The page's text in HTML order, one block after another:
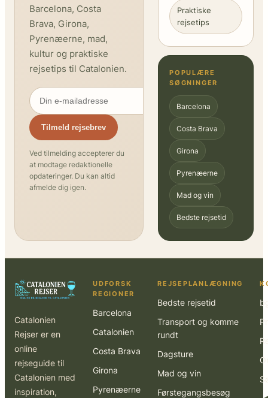
Barcelona, Costa
Brava, Girona,
Pyrenæerne, mad,
kultur og praktiske
rejsetips til Catalonien.
Tilmeld rejsebrev
Ved tilmelding accepterer du
at modtage redaktionelle
opdateringer. Du kan altid
afmelde dig igen.
Praktiske
rejsetips
POPULÆRE
SØGNINGER
Barcelona
Costa Brava
Girona
Pyrenæerne
Mad og vin
Bedste rejsetid
Catalonien
Rejser er en
online
rejseguide til
Catalonien med
inspiration,
UDFORSK
REGIONER
Barcelona
Catalonien
Costa Brava
Girona
Pyrenæerne
REJSEPLANLÆGNING
Bedste rejsetid
Transport og komme
rundt
Dagsture
Mad og vin
Førstegangsbesøg